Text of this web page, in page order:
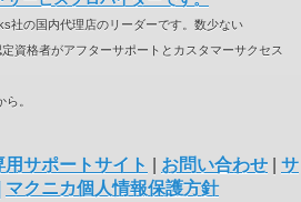
社の国内代理店のリーダーです。数少ない
資格者がアフターサポートとカスタマーサクセス
ら。
サポートサイト お問い合わせ
サ
マクニカ個人情報保護方針